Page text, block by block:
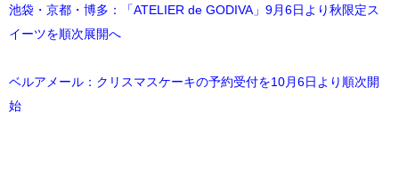
池袋・京都・博多：「ATELIER de GODIVA」9月6日より秋限定ス
イーツを順次展開へ
ベルアメール：クリスマスケーキの予約受付を10月6日より順次開
始